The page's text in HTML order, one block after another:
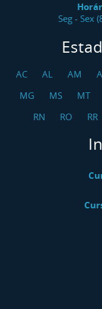
Seg - Sex
AC AL AM
MG
MS MT
RN
RO RR